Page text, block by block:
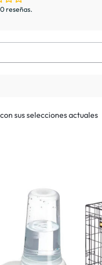
reseñas.
sus selecciones actuales